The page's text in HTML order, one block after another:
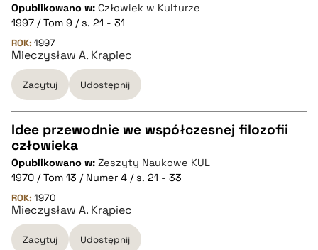
CZYSTY TEKST
pobierz cytat
BIBTEX
pobierz cytat
Opublikowano w: Człowiek w Kulturze
1997 / Tom 9 / s. 21 - 31
ROK: 1997
Mieczysław A. Krąpiec
Zacytuj Udostępnij
CZYSTY TEKST
pobierz cytat
BIBTEX
Idee przewodnie we współczesnej filozofii
człowieka
Opublikowano w: Zeszyty Naukowe KUL
1970 / Tom 13 / Numer 4 / s. 21 - 33
ROK: 1970
Mieczysław A. Krąpiec
Zacytuj Udostępnij